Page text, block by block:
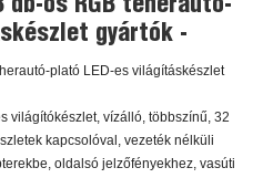
gyártók -
plató LED-es világításkészlet
világítókészlet, vízálló, többszínű, 32
kapcsolóval, vezeték nélküli
oldalsó jelzőfényekhez, vasúti